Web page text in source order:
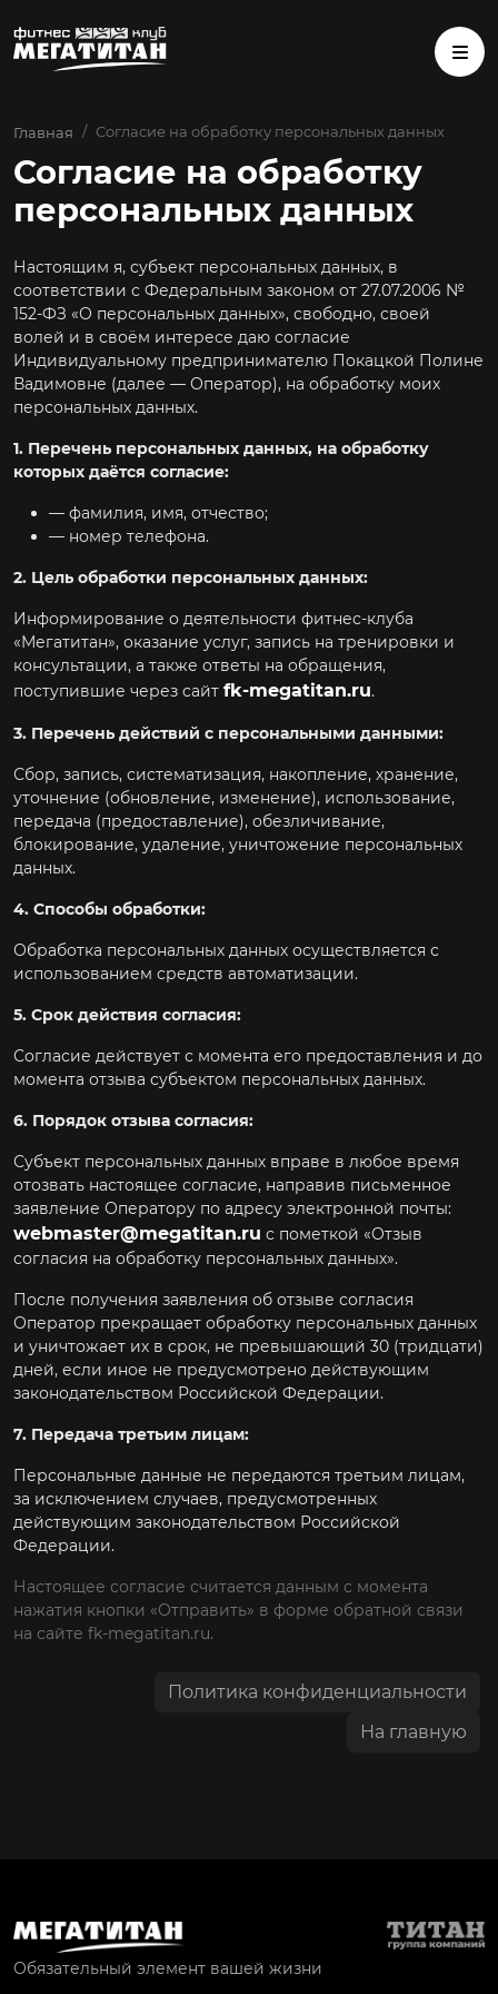
Главная Согласие на обработку персональных данных
Согласие на обработку
персональных данных
Настоящим я, субъект персональных данных, в
соответствии с Федеральным законом от 27.07.2006 №
152-ФЗ «О персональных данных», свободно, своей
волей и в своём интересе даю согласие
Индивидуальному предпринимателю Покацкой Полине
Вадимовне (далее — Оператор), на обработку моих
персональных данных.
1. Перечень персональных данных, на обработку
которых даётся согласие:
— фамилия, имя, отчество;
— номер телефона.
2. Цель обработки персональных данных:
Информирование о деятельности фитнес-клуба
«Мегатитан», оказание услуг, запись на тренировки и
консультации, а также ответы на обращения,
поступившие через сайт fk-megatitan.ru.
3. Перечень действий с персональными данными:
Сбор, запись, систематизация, накопление, хранение,
уточнение (обновление, изменение), использование,
передача (предоставление), обезличивание,
блокирование, удаление, уничтожение персональных
данных.
4. Способы обработки:
Обработка персональных данных осуществляется с
использованием средств автоматизации.
5. Срок действия согласия:
Согласие действует с момента его предоставления и до
момента отзыва субъектом персональных данных.
6. Порядок отзыва согласия:
Субъект персональных данных вправе в любое время
отозвать настоящее согласие, направив письменное
заявление Оператору по адресу электронной почты:
webmaster@megatitan.ru с пометкой «Отзыв
согласия на обработку персональных данных».
После получения заявления об отзыве согласия
Оператор прекращает обработку персональных данных
и уничтожает их в срок, не превышающий 30 (тридцати)
дней, если иное не предусмотрено действующим
законодательством Российской Федерации.
7. Передача третьим лицам:
Персональные данные не передаются третьим лицам,
за исключением случаев, предусмотренных
действующим законодательством Российской
Федерации.
Настоящее согласие считается данным с момента
нажатия кнопки «Отправить» в форме обратной связи
на сайте fk-megatitan.ru.
Политика конфиденциальности
На главную
Обязательный элемент вашей жизни